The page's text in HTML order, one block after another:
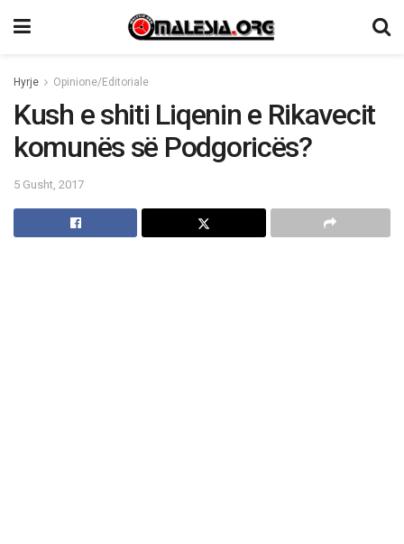
Hyrje Opinione/Editoriale
Kush e shiti Liqenin e Rikavecit
komunës së Podgoricës?
5 Gusht, 2017